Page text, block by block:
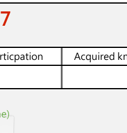
7
Acquired